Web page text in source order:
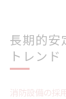
長期的安
トレンド
消防設備の採